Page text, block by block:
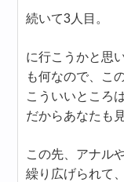
続いて3人目。
に行こうかと思
も何なので、こ
こういいところ
だからあなたも
この先、アナル
繰り広げられて